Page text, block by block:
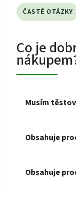
ČASTÉ OTÁZKY
Co je
Musím
Obsahuje
Obsahuje